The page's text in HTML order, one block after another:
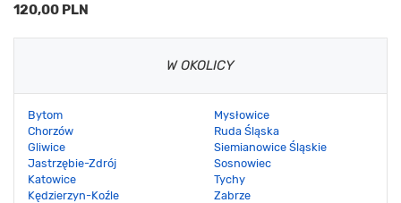
120,00 PLN
W OKOLICY
Bytom
Chorzów
Gliwice
Jastrzębie-Zdrój
Katowice
Kędzierzyn-Koźle
Mysłowice
Ruda Śląska
Siemianowice Śląskie
Sosnowiec
Tychy
Zabrze